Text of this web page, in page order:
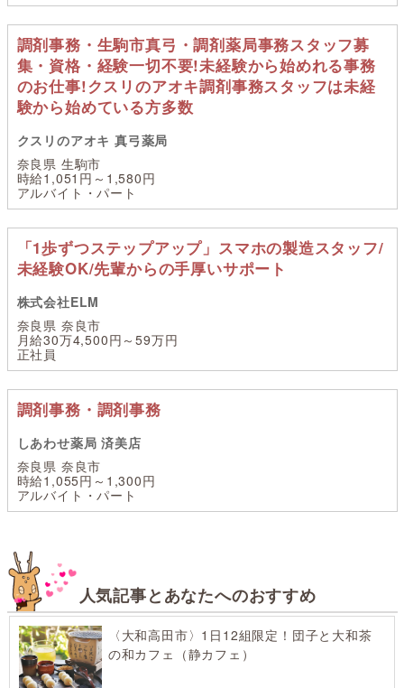
調剤事務・生駒市真弓・調剤薬局事務スタッフ募
集・資格・経験一切不要!未経験から始めれる事務
のお仕事!クスリのアオキ調剤事務スタッフは未経
験から始めている方多数
クスリのアオキ 真弓薬局
奈良県 生駒市
時給1,051円～1,580円
アルバイト・パート
「1歩ずつステップアップ」スマホの製造スタッフ/
未経験OK/先輩からの手厚いサポート
株式会社ELM
奈良県 奈良市
月給30万4,500円～59万円
正社員
調剤事務・調剤事務
しあわせ薬局 済美店
奈良県 奈良市
時給1,055円～1,300円
アルバイト・パート
人気記事とあなたへのおすすめ
〈大和高田市〉1日12組限定！団子と大和茶
の和カフェ（静カフェ）